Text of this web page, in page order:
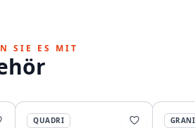
SIE ES MIT
QUADRI